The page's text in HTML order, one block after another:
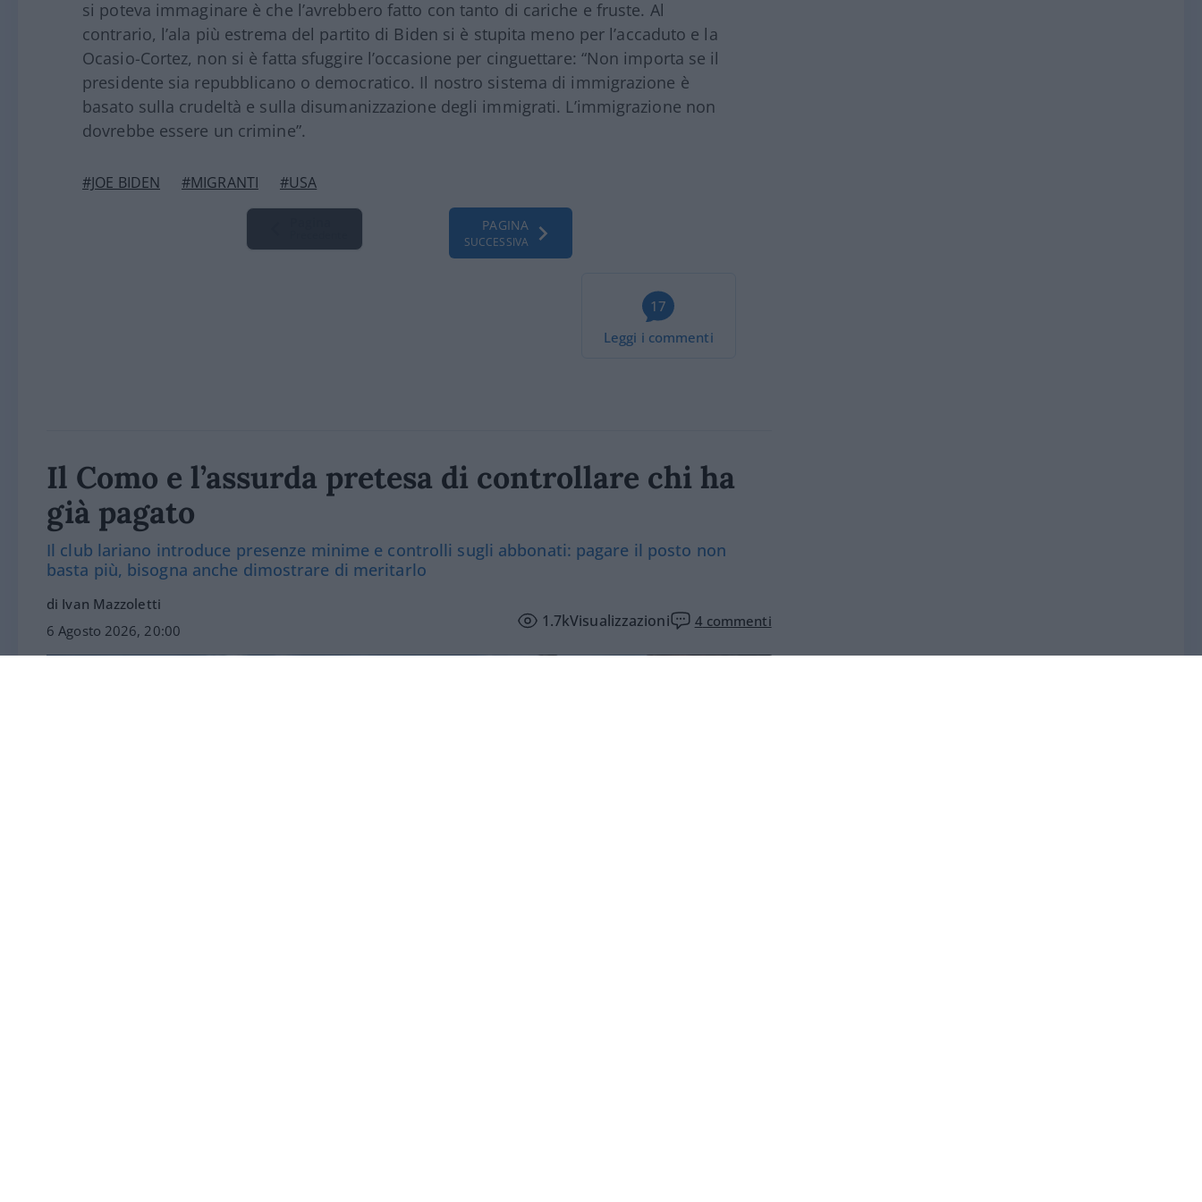
si poteva immaginare è che l’avrebbero fatto con tanto di cariche e fruste. Al
contrario, l’ala più estrema del partito di Biden si è stupita meno per l’accaduto e la
Ocasio-Cortez, non si è fatta sfuggire l’occasione per cinguettare: “Non importa se il
presidente sia repubblicano o democratico. Il nostro sistema di immigrazione è
basato sulla crudeltà e sulla disumanizzazione degli immigrati. L’immigrazione non
dovrebbe essere un crimine”.
#JOE BIDEN #MIGRANTI #USA
PAGINA
SUCCESSIVA
17
Leggi i commenti
Il Como e l’assurda pretesa di controllare chi ha
già pagato
Il club lariano introduce presenze minime e controlli sugli abbonati: pagare il posto non
basta più, bisogna anche dimostrare di meritarlo
di Ivan Mazzoletti
6 Agosto 2026, 20:00
1.7kVisualizzazioni 4 commenti